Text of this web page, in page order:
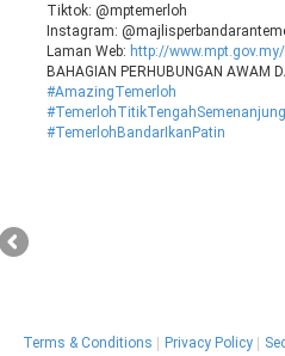
Tiktok: @mptemerloh
Instagram:
Laman Web: http://www.mpt.gov.my/
BAHAGIAN PERHUBUNGAN AWAM
#AmazingTemerloh
#TemerlohTitikTengahSemenanjung
#TemerlohBandarIkanPatin
Terms & Conditions Privacy Policy